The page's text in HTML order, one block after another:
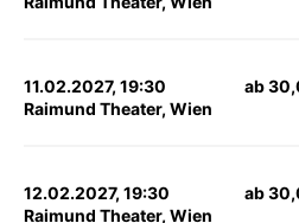
11.02.2027, 19:30
Raimund Theater, Wien
ab
12.02.2027, 19:30
Raimund Theater, Wien
ab